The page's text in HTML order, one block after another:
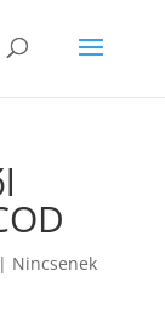
Nincsenek